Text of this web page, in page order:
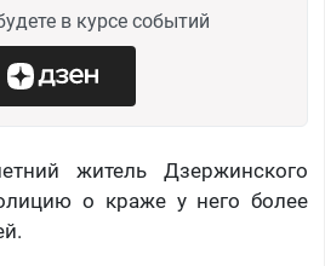
в курсе событий
житель Дзержинского
о краже у него более